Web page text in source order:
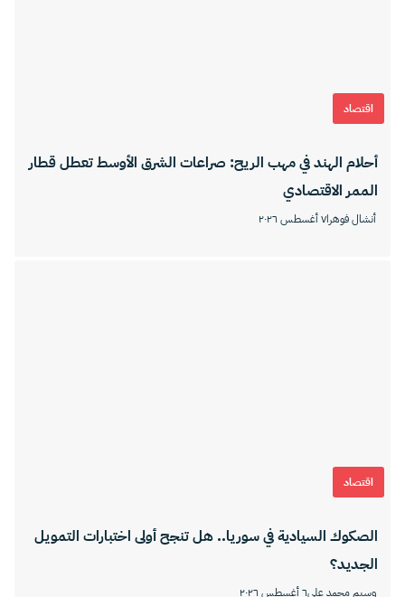
اقتصاد
أحلام الهند في مهب الريح: صراعات الشرق الأوسط تعطل قطار
الممر الاقتصادي
أنشال فوهرا٧ أغسطس ٢٠٢٦
اقتصاد
الصكوك السيادية في سوريا.. هل تنجح أولى اختبارات التمويل
الجديد؟
وسيم محمد علي٦ أغسطس ٢٠٢٦